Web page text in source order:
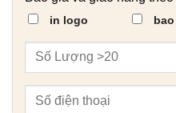
in logo